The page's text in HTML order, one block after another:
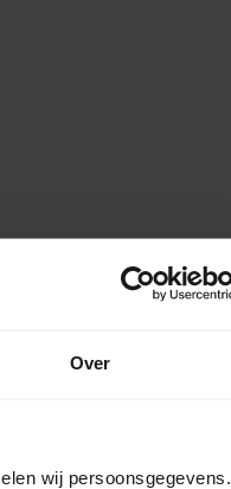
Over
wij persoonsgegevens.